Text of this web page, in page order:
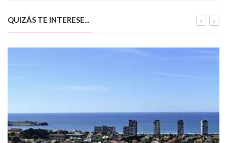
con
QUIZÁS TE INTERESE...